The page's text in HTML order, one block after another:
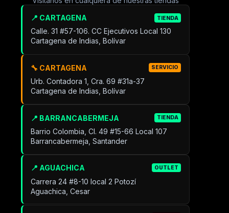
📍 CARTAGENA TIENDA
Calle. 31 #57-106. CC Ejecutivos Local 130
Cartagena de Indias, Bolívar
🔧 CARTAGENA SERVICIO
Urb. Contadora 1, Cra. 69 #31a-37
Cartagena de Indias, Bolívar
📍 BARRANCABERMEJA TIENDA
Barrio Colombia, Cl. 49 #15-66 Local 107
Barrancabermeja, Santander
📍 AGUACHICA OUTLET
Carrera 24 #8-10 local 2 Potozí
Aguachica, Cesar